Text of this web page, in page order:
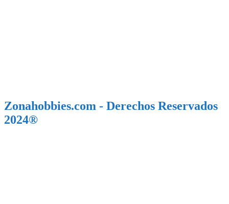
Zonahobbies.com - Derechos Reservados
2024®